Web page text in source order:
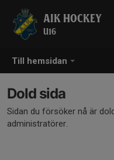
Till hemsidan
AIK HOCKEY
U16
Dold sida
Sidan du försöker nå är
administratörer.